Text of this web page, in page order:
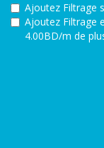
Ajoutez Filtrage
Ajoutez Filtrage
4.00BD/m de